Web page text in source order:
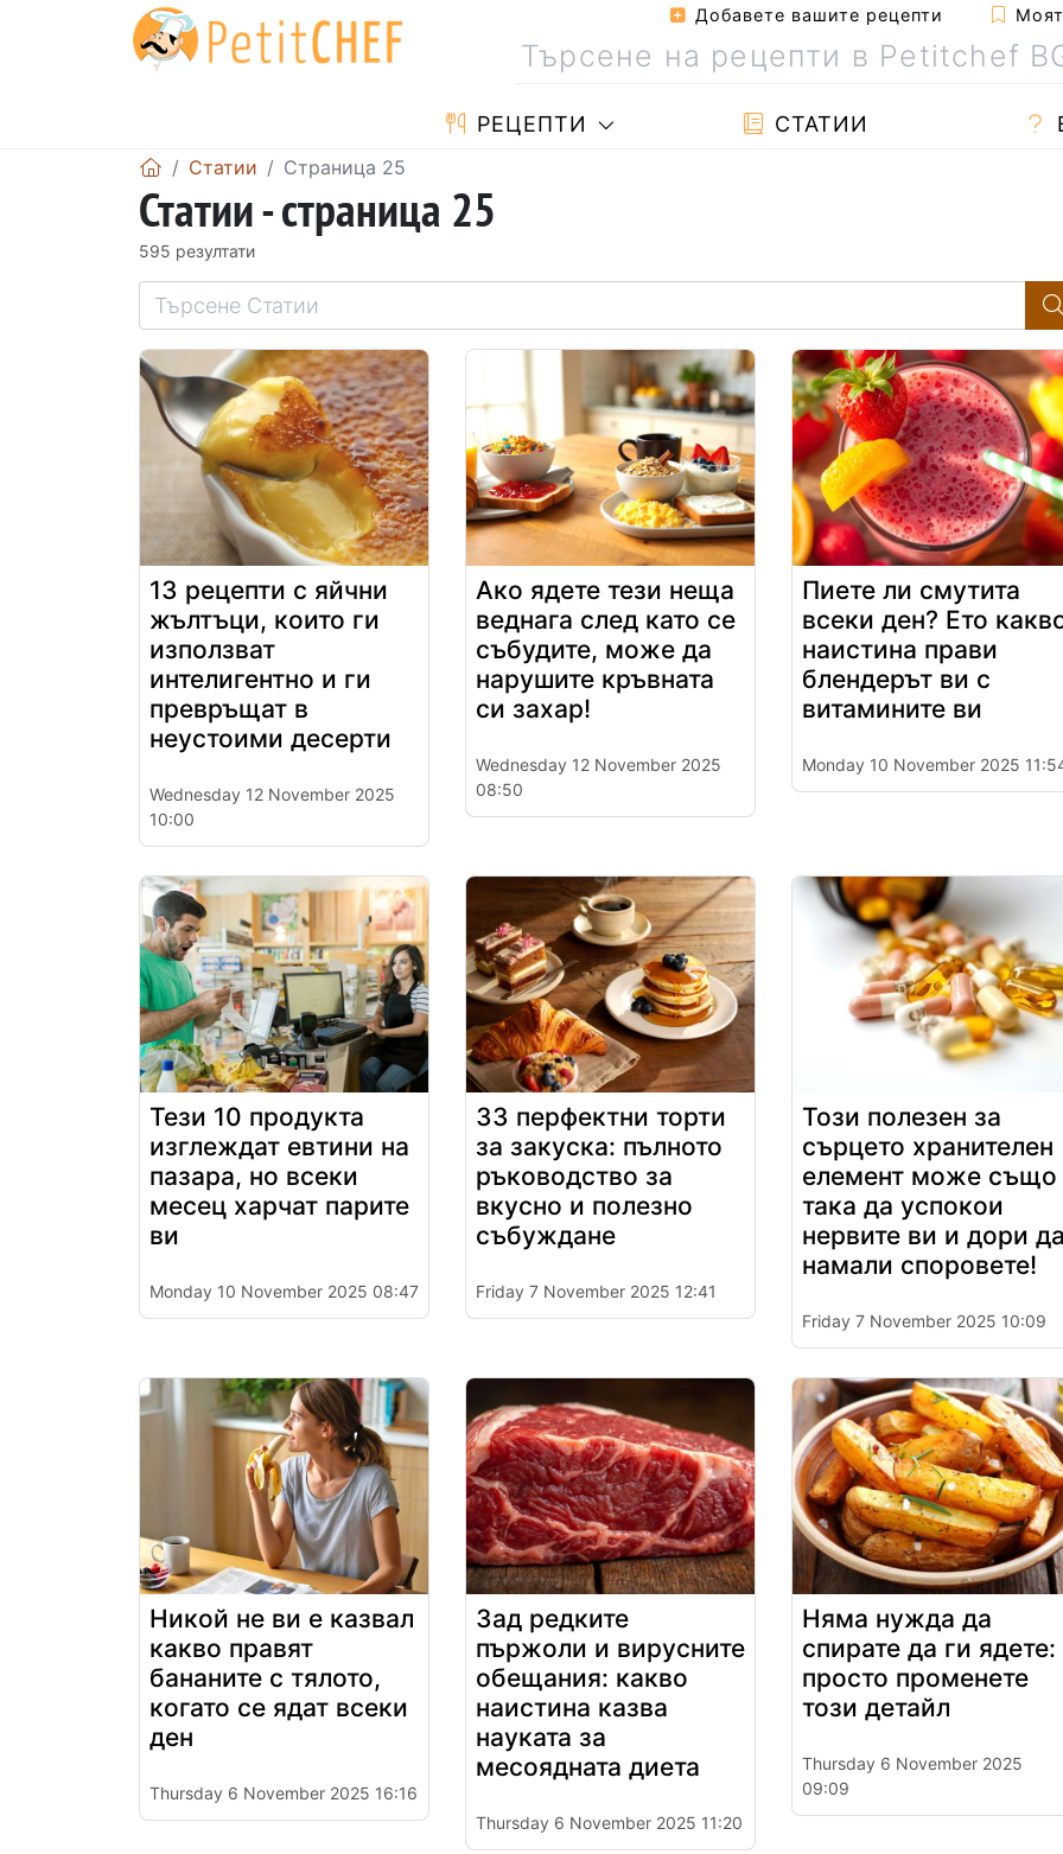
Добавете вашите рецепти
РЕЦЕПТИ СТАТИИ
Статии Страница 25
Статии - страница 25
595 резултати
13 рецепти с яйчни
жълтъци, които ги
използват
интелигентно и ги
превръщат в
неустоими десерти
Wednesday 12 November 2025
10:00
Ако ядете тези неща
веднага след като се
събудите, може да
нарушите кръвната
си захар!
Wednesday 12 November 2025
08:50
Пиете ли смутита
всеки ден? Ето
наистина прави
блендерът ви с
витамините ви
Monday 10 November 2025
Тези 10 продукта
изглеждат евтини на
пазара, но всеки
месец харчат парите
ви
Monday 10 November 2025 08:47
33 перфектни торти
за закуска: пълното
ръководство за
вкусно и полезно
събуждане
Friday 7 November 2025 12:41
Този полезен за
сърцето хранителен
елемент може също
така да успокои
нервите ви и дори
намали споровете!
Friday 7 November 2025 10:09
Никой не ви е казвал
какво правят
бананите с тялото,
когато се ядат всеки
ден
Thursday 6 November 2025 16:16
Зад редките
пържоли и вирусните
обещания: какво
наистина казва
науката за
месоядната диета
Thursday 6 November 2025 11:20
Няма нужда да
спирате да ги ядете:
просто променете
този детайл
Thursday 6 November 2025
09:09